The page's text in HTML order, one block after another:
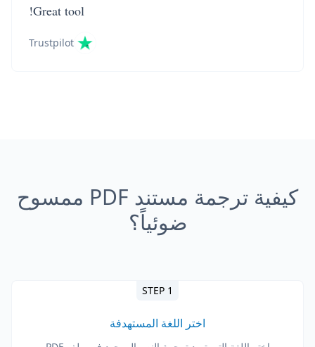
Great tool!
Trustpilot
كيفية ترجمة مستند PDF ممسوح
ضوئياً؟
STEP 1
اختر اللغة المستهدفة